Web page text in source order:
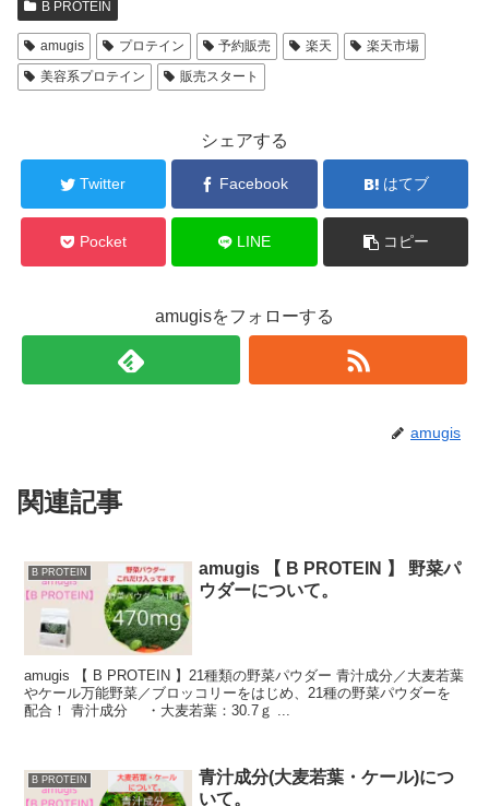
B PROTEIN
amugis プロテイン 予約販売 楽天
楽天市場
美容系プロテイン
販売スタート
シェアする
Twitter Facebook はてブ
Pocket LINE コピー
amugisをフォローする
amugis
関連記事
B PROTEIN
amugis 【 B PROTEIN 】 野菜パ
ウダーについて。
amugis 【 B PROTEIN 】21種類の野菜パウダー 青汁成分／大麦若葉
やケール万能野菜／ブロッコリーをはじめ、21種の野菜パウダーを
配合！ 青汁成分 ・大麦若葉：30.7ｇ ...
B PROTEIN
青汁成分(大麦若葉・ケール)につ
いて。